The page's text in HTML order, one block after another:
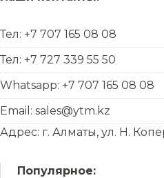
Тел: +7 707 165 08 08
Тел: +7 727 339 55 50
Whatsapp: +7 707 165 08 08
Email: sales@ytm.kz
Адрес: г. Алматы, ул. Н.
Популярное: